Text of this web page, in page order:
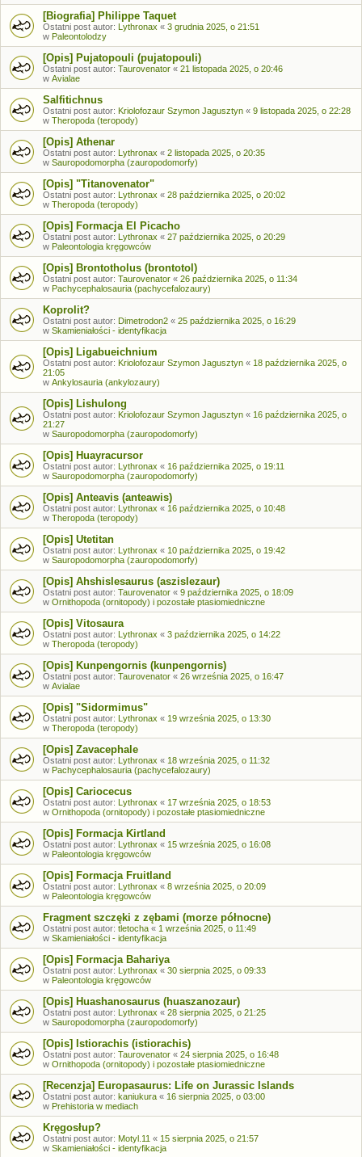
[Biografia] Philippe Taquet
Ostatni post autor: Lythronax « 3 grudnia 2025, o 21:51
w Paleontolodzy
[Opis] Pujatopouli (pujatopouli)
Ostatni post autor: Taurovenator « 21 listopada 2025, o 20:46
w Avialae
Salfitichnus
Ostatni post autor: Kriolofozaur Szymon Jagusztyn « 9 listopada 2025, o 22:28
w Theropoda (teropody)
[Opis] Athenar
Ostatni post autor: Lythronax « 2 listopada 2025, o 20:35
w Sauropodomorpha (zauropodomorfy)
[Opis] "Titanovenator"
Ostatni post autor: Lythronax « 28 października 2025, o 20:02
w Theropoda (teropody)
[Opis] Formacja El Picacho
Ostatni post autor: Lythronax « 27 października 2025, o 20:29
w Paleontologia kręgowców
[Opis] Brontotholus (brontotol)
Ostatni post autor: Taurovenator « 26 października 2025, o 11:34
w Pachycephalosauria (pachycefalozaury)
Koprolit?
Ostatni post autor: Dimetrodon2 « 25 października 2025, o 16:29
w Skamieniałości - identyfikacja
[Opis] Ligabueichnium
Ostatni post autor: Kriolofozaur Szymon Jagusztyn « 18 października 2025, o
21:05
w Ankylosauria (ankylozaury)
[Opis] Lishulong
Ostatni post autor: Kriolofozaur Szymon Jagusztyn « 16 października 2025, o
21:27
w Sauropodomorpha (zauropodomorfy)
[Opis] Huayracursor
Ostatni post autor: Lythronax « 16 października 2025, o 19:11
w Sauropodomorpha (zauropodomorfy)
[Opis] Anteavis (anteawis)
Ostatni post autor: Lythronax « 16 października 2025, o 10:48
w Theropoda (teropody)
[Opis] Utetitan
Ostatni post autor: Lythronax « 10 października 2025, o 19:42
w Sauropodomorpha (zauropodomorfy)
[Opis] Ahshislesaurus (aszislezaur)
Ostatni post autor: Taurovenator « 9 października 2025, o 18:09
w Ornithopoda (ornitopody) i pozostałe ptasiomiedniczne
[Opis] Vitosaura
Ostatni post autor: Lythronax « 3 października 2025, o 14:22
w Theropoda (teropody)
[Opis] Kunpengornis (kunpengornis)
Ostatni post autor: Taurovenator « 26 września 2025, o 16:47
w Avialae
[Opis] "Sidormimus"
Ostatni post autor: Lythronax « 19 września 2025, o 13:30
w Theropoda (teropody)
[Opis] Zavacephale
Ostatni post autor: Lythronax « 18 września 2025, o 11:32
w Pachycephalosauria (pachycefalozaury)
[Opis] Cariocecus
Ostatni post autor: Lythronax « 17 września 2025, o 18:53
w Ornithopoda (ornitopody) i pozostałe ptasiomiedniczne
[Opis] Formacja Kirtland
Ostatni post autor: Lythronax « 15 września 2025, o 16:08
w Paleontologia kręgowców
[Opis] Formacja Fruitland
Ostatni post autor: Lythronax « 8 września 2025, o 20:09
w Paleontologia kręgowców
Fragment szczęki z zębami (morze północne)
Ostatni post autor: tletocha « 1 września 2025, o 11:49
w Skamieniałości - identyfikacja
[Opis] Formacja Bahariya
Ostatni post autor: Lythronax « 30 sierpnia 2025, o 09:33
w Paleontologia kręgowców
[Opis] Huashanosaurus (huaszanozaur)
Ostatni post autor: Lythronax « 28 sierpnia 2025, o 21:25
w Sauropodomorpha (zauropodomorfy)
[Opis] Istiorachis (istiorachis)
Ostatni post autor: Taurovenator « 24 sierpnia 2025, o 16:48
w Ornithopoda (ornitopody) i pozostałe ptasiomiedniczne
[Recenzja] Europasaurus: Life on Jurassic Islands
Ostatni post autor: kaniukura « 16 sierpnia 2025, o 03:00
w Prehistoria w mediach
Kręgosłup?
Ostatni post autor: Motyl.11 « 15 sierpnia 2025, o 21:57
w Skamieniałości - identyfikacja